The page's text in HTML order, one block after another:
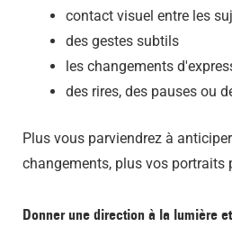
contact visuel entre les
des gestes subtils
les changements
des rires, des pauses ou
Plus vous parviendrez à
changements, plus vos portraits
Donner une direction à la lumière